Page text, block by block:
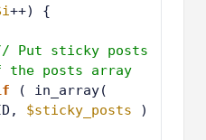
++) {
Put sticky posts
posts array
$sticky_posts
)